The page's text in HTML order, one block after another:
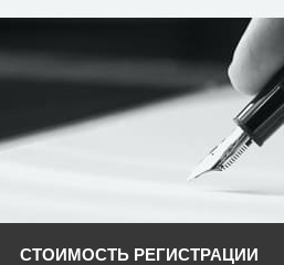
СТОИМОСТЬ РЕГИСТРАЦИИ